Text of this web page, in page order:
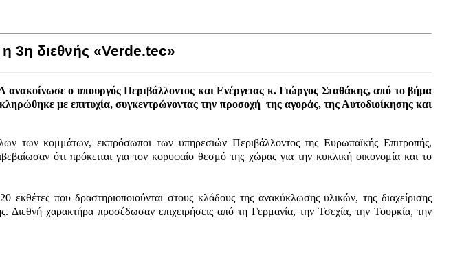
3η διεθνής «Verde.tec»
ο υπουργός Περιβάλλοντος και Ενέργειας κ. Γιώργος Σταθάκης, από το βήμα
με επιτυχία, συγκεντρώνοντας την προσοχή της αγοράς, της Αυτοδιοίκησης και
των κομμάτων, εκπρόσωποι των υπηρεσιών Περιβάλλοντος της Ευρωπαϊκής Επιτροπής,
ότι πρόκειται για τον κορυφαίο θεσμό της χώρας για την κυκλική οικονομία και το
που δραστηριοποιούνται στους κλάδους της ανακύκλωσης υλικών, της διαχείρισης
χαρακτήρα προσέδωσαν επιχειρήσεις από τη Γερμανία, την Τσεχία, την Τουρκία, την